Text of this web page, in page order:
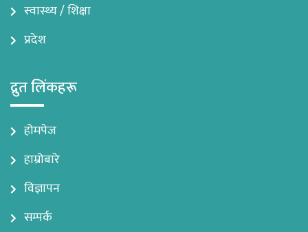
स्वास्थ्य / शिक्षा
प्रदेश
द्रुत लिंकहरू
होमपेज
हाम्रोबारे
विज्ञापन
सम्पर्क